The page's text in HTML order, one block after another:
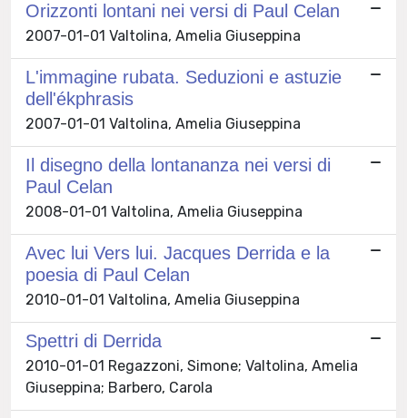
Orizzonti lontani nei versi di Paul Celan
2007-01-01 Valtolina, Amelia Giuseppina
L'immagine rubata. Seduzioni e astuzie
dell'ékphrasis
2007-01-01 Valtolina, Amelia Giuseppina
Il disegno della lontananza nei versi di
Paul Celan
2008-01-01 Valtolina, Amelia Giuseppina
Avec lui Vers lui. Jacques Derrida e la
poesia di Paul Celan
2010-01-01 Valtolina, Amelia Giuseppina
Spettri di Derrida
2010-01-01 Regazzoni, Simone; Valtolina, Amelia
Giuseppina; Barbero, Carola